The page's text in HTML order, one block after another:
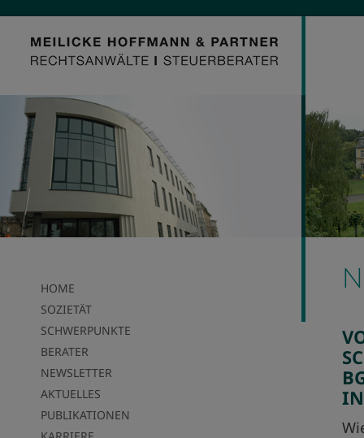
HOME
SOZIETÄT
SCHWERPUNKTE
BERATER
NEWSLETTER
AKTUELLES
PUBLIKATIONEN